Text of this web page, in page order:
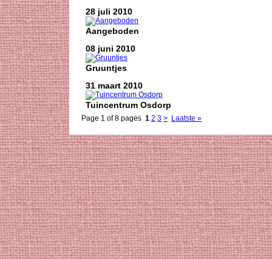
28 juli 2010
Aangeboden
08 juni 2010
Gruuntjes
31 maart 2010
Tuincentrum Osdorp
Page 1 of 8 pages 1 2 3 > Laatste »